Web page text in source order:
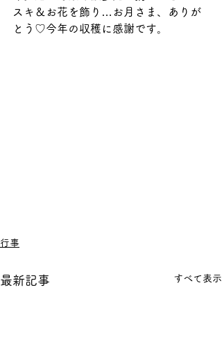
スキ＆お花を飾り…お月さま、ありが
とう♡今年の収穫に感謝です。
行事
最新記事 すべて表示